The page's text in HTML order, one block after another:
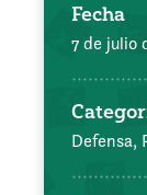
Fecha
7 de julio
Defensa,